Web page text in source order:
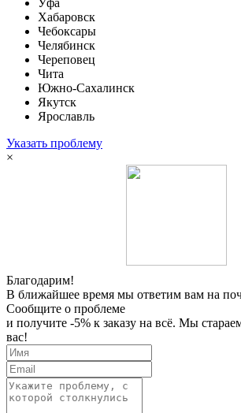
Хабаровск
Чебоксары
Челябинск
Череповец
Чита
Южно-Сахалинск
Якутск
Ярославль
Указать проблему
×
Благодарим!
В ближайшее время мы ответим вам на
Сообщите о проблеме
и получите -5% к заказу на всё. Мы
вас!